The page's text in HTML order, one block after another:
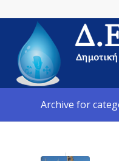
Archive for